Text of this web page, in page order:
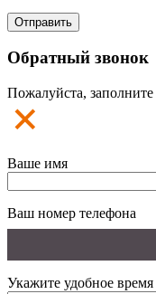
Обратный звонок
Пожалуйста,
Ваше имя
Ваш номер телефона
Укажите удобное время